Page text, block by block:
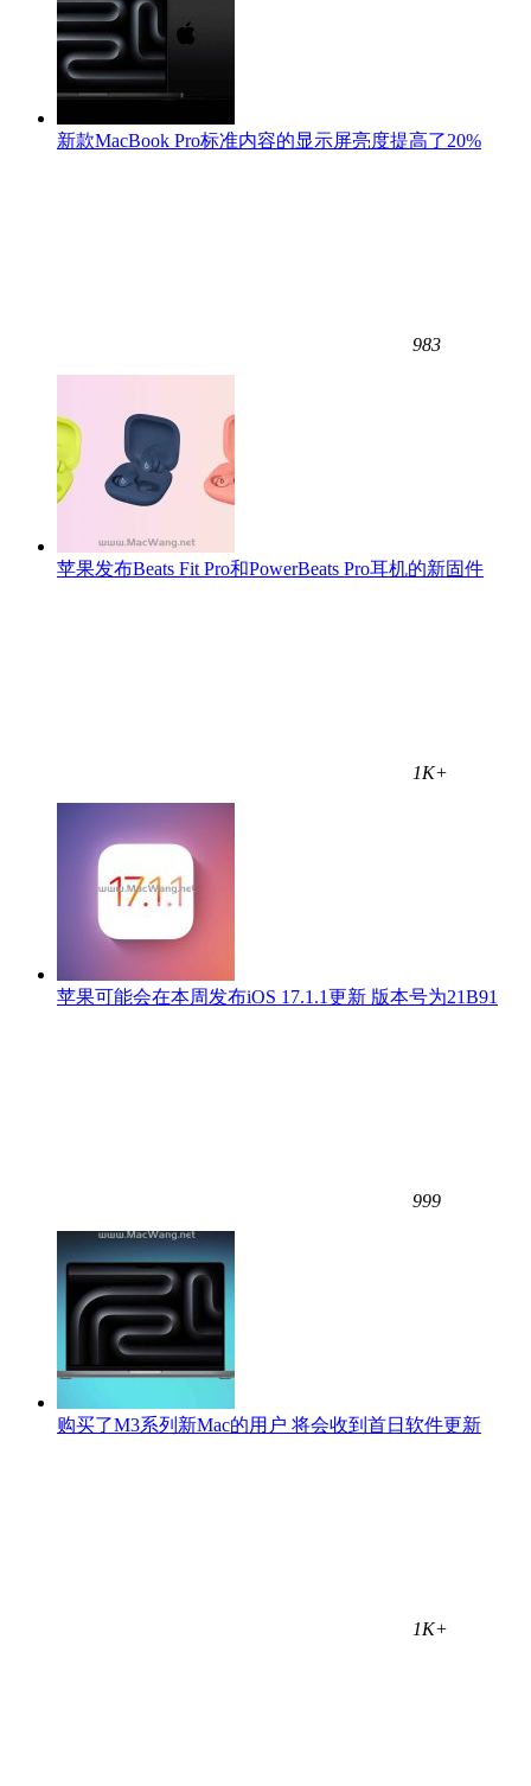
新款MacBook Pro标准内容的显示屏亮度提高了20%
983
苹果发布Beats Fit Pro和PowerBeats Pro耳机的新固件
1K+
苹果可能会在本周发布iOS 17.1.1更新 版本号为21B91
999
购买了M3系列新Mac的用户 将会收到首日软件更新
1K+